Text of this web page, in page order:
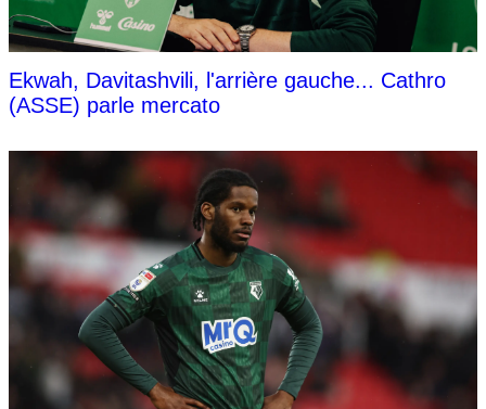
Ekwah, Davitashvili, l'arrière gauche... Cathro
(ASSE) parle mercato